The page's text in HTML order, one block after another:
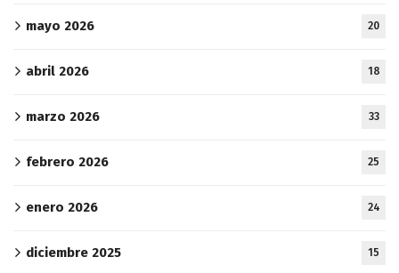
mayo 2026 20
abril 2026 18
marzo 2026 33
febrero 2026 25
enero 2026 24
diciembre 2025 15